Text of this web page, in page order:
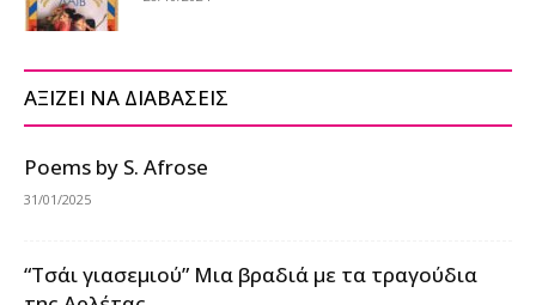
ΑΞΙΖΕΙ ΝΑ ΔΙΑΒΑΣΕΙΣ
Poems by S. Afrose
31/01/2025
“Τσάι γιασεμιού” Μια βραδιά με τα τραγούδια